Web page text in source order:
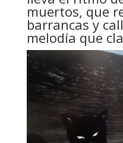
muertos, que
barrancas y
melodía que